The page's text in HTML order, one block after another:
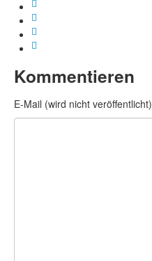
Kommentieren
E-Mail (wird nicht veröffentlicht)